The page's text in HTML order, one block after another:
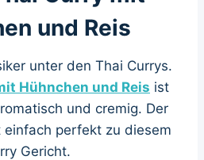
und Reis
unter den Thai Currys.
Hühnchen und Reis ist
und cremig. Der
einfach perfekt zu diesem
Gericht.